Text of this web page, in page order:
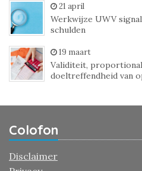
21 april
Werkwijze UWV
schulden
19 maart
Validiteit,
doeltreffendheid van
Colofon
Disclaimer